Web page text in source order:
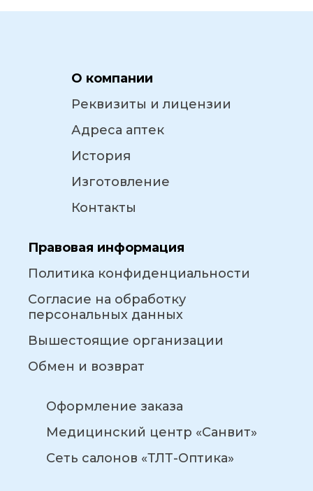
О компании
Реквизиты и лицензии
Адреса аптек
История
Изготовление
Контакты
Правовая информация
Политика конфиденциальности
Согласие на обработку
персональных данных
Вышестоящие организации
Обмен и возврат
Оформление заказа
Медицинский центр «Санвит»
Сеть салонов «ТЛТ-Оптика»